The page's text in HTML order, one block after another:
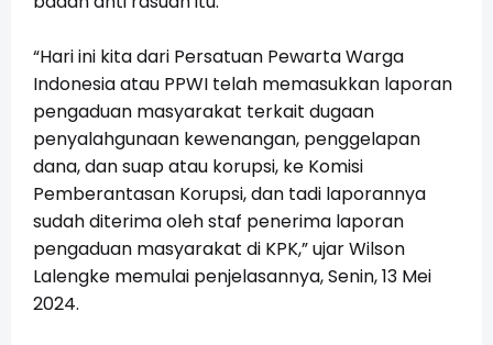
“Hari ini kita dari Persatuan Pewarta Warga
Indonesia atau PPWI telah memasukkan laporan
pengaduan masyarakat terkait dugaan
penyalahgunaan kewenangan, penggelapan
dana, dan suap atau korupsi, ke Komisi
Pemberantasan Korupsi, dan tadi laporannya
sudah diterima oleh staf penerima laporan
pengaduan masyarakat di KPK,” ujar Wilson
Lalengke memulai penjelasannya, Senin, 13 Mei
2024.